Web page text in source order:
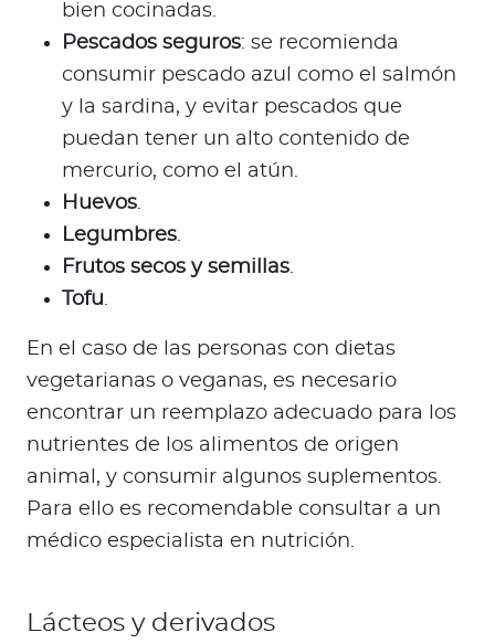
bien cocinadas.
Pescados seguros: se recomienda
consumir pescado azul como el salmón
y la sardina, y evitar pescados que
puedan tener un alto contenido de
mercurio, como el atún.
Huevos.
Legumbres.
Frutos secos y semillas.
Tofu.
En el caso de las personas con dietas
vegetarianas o veganas, es necesario
encontrar un reemplazo adecuado para los
nutrientes de los alimentos de origen
animal, y consumir algunos suplementos.
Para ello es recomendable consultar a un
médico especialista en nutrición.
Lácteos y derivados